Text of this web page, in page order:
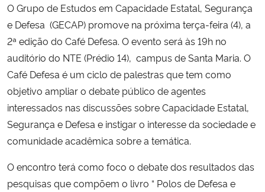
Ministério de Minas e Energia
Ministério da Ciência, Tecnologia, Inovações e Comunicações
Ministério do Meio Ambiente
Ministério do Turismo
Ministério do Desenvolvimento Regional
Controladoria-Geral da União
O Grupo de Estudos em Capacidade Estatal, Segurança
e Defesa (GECAP) promove na próxima terça-feira (4), a
2ª edição do Café Defesa. O evento será às 19h no
auditório do NTE (Prédio 14), campus de Santa Maria. O
Café Defesa é um ciclo de palestras que tem como
objetivo ampliar o debate público de agentes
interessados nas discussões sobre Capacidade Estatal,
Segurança e Defesa e instigar o interesse da sociedade e
comunidade acadêmica sobre a temática.
O encontro terá como foco o debate dos resultados das
pesquisas que compõem o livro “ Polos de Defesa e